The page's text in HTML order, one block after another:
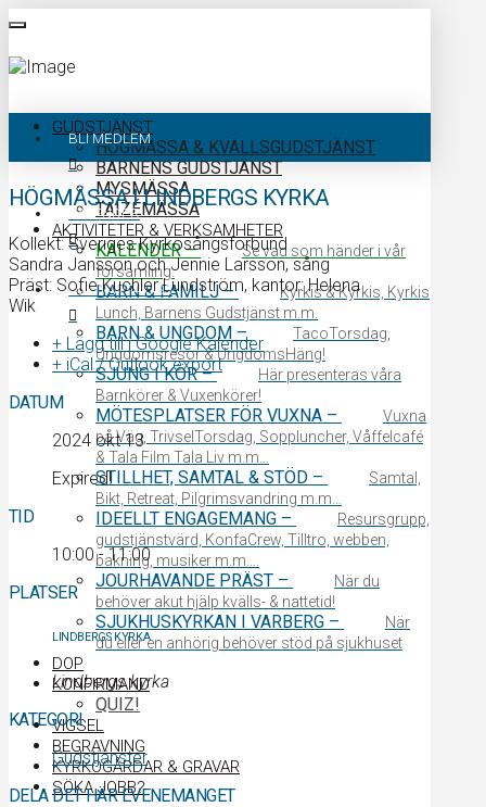
GUDSTJÄNST
HÖGMÄSSA & KVÄLLSGUDSTJÄNST
BARNENS GUDSTJÄNST
MYSMÄSSA
TAIZÉMÄSSA
AKTIVITETER & VERKSAMHETER
KALENDER–
Se vad som händer i vår
församling.
BARN & FAMILJ–
Kyrkis & Kyrkis, Kyrkis
Lunch, Barnens Gudstjänst m.m.
BARN & UNGDOM –
TacoTorsdag,
Ungdomsresor & UngdomsHäng!
SJUNG I KÖR–
Här presenteras våra
Barnkörer & Vuxenkörer!
MÖTESPLATSER FÖR VUXNA –
Vuxna
på Väg, TrivselTorsdag, Soppluncher, Våffelcafé
& Tala Film Tala Liv m.m…
STILLHET, SAMTAL & STÖD –
Samtal,
Bikt, Retreat, Pilgrimsvandring m.m…
IDEELLT ENGAGEMANG –
Resursgrupp,
gudstjänstvärd, KonfaCrew, Tilltro, webben,
bakning, musiker m.m….
JOURHAVANDE PRÄST –
När du
behöver akut hjälp kvälls- & nattetid!
SJUKHUSKYRKAN I VARBERG –
När
du eller en anhörig behöver stöd på sjukhuset
DOP
KONFIRMAND
QUIZ!
VIGSEL
BEGRAVNING
KYRKOGÅRDAR & GRAVAR
SÖKA JOBB?
BLI MEDLEM
KALENDER
KONTAKTA OSS
HÖGMÄSSA I LINDBERGS KYRKA
Kollekt: Sveriges Kyrkosångsförbund
Sandra Jansson och Jennie Larsson, sång
Präst: Sofie Kuchler Lundström, kantor: Helena
Wik
+ Lägg till i Google Kalender
+ iCal / Outlook export
DATUM
2024 okt 13
Expired!
TID
10:00 - 11:00
PLATSER
LINDBERGS KYRKA
Lindbergs kyrka
KATEGORI
Gudstjänster
DELA DET HÄR EVENEMANGET